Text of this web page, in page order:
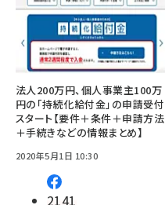
法人200万円、個人事業主100万
円の「持続化給付金」の申請受付
スタート【要件＋条件＋申請方法
＋手続きなどの情報まとめ】
2020年5月1日 10:30
2141